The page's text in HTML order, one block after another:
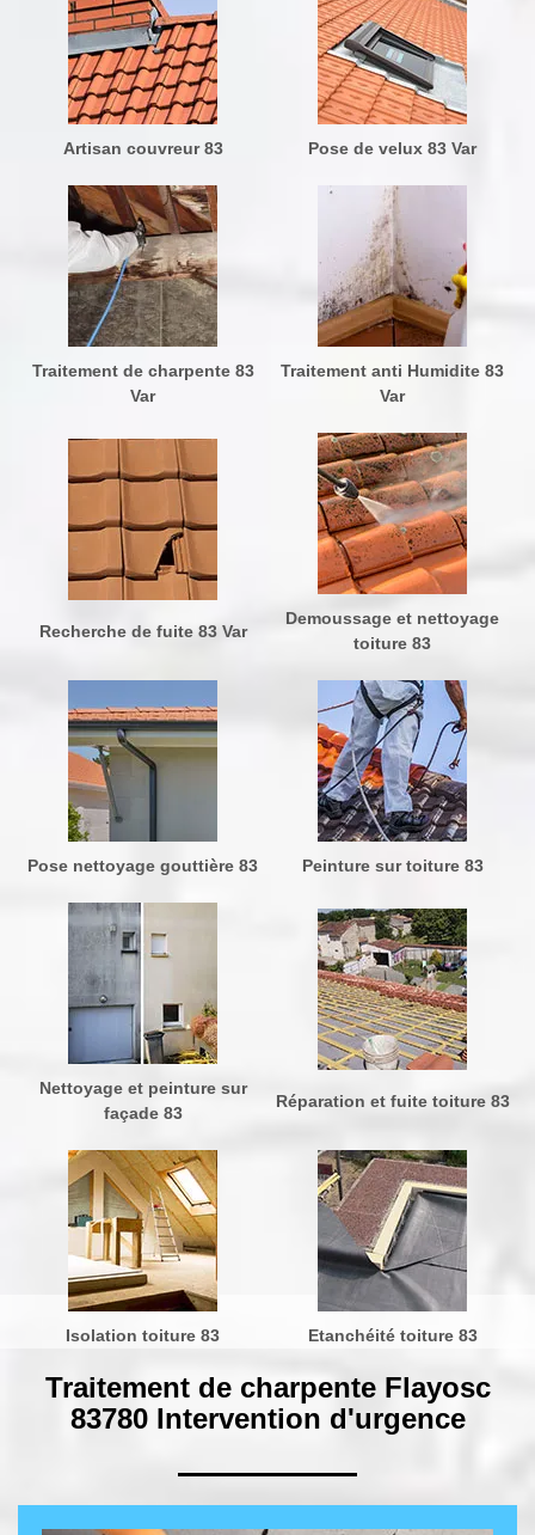
Artisan couvreur 83 Pose de velux 83 Var
Traitement de charpente 83
Var
Traitement anti Humidite 83
Var
Recherche de fuite 83 Var
Demoussage et nettoyage
toiture 83
Pose nettoyage gouttière 83 Peinture sur toiture 83
Nettoyage et peinture sur
façade 83
Réparation et fuite toiture 83
Isolation toiture 83 Etanchéité toiture 83
Traitement de charpente Flayosc
83780 Intervention d'urgence